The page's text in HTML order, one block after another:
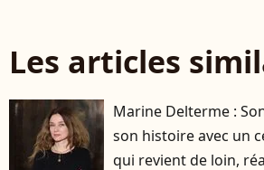
Les articles
Marine Delterme :
son histoire avec un
qui revient de loin,